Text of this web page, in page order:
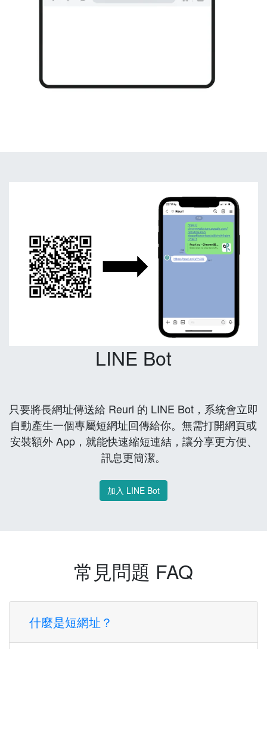
LINE Bot
只要將長網址傳送給 Reurl 的 LINE Bot，系統會立即
自動產生一個專屬短網址回傳給你。無需打開網頁或
安裝額外 App，就能快速縮短連結，讓分享更方便、
訊息更簡潔。
加入 LINE Bot
常見問題 FAQ
什麼是短網址？